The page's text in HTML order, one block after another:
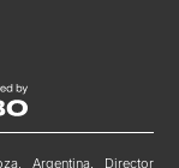
Argentina. Director